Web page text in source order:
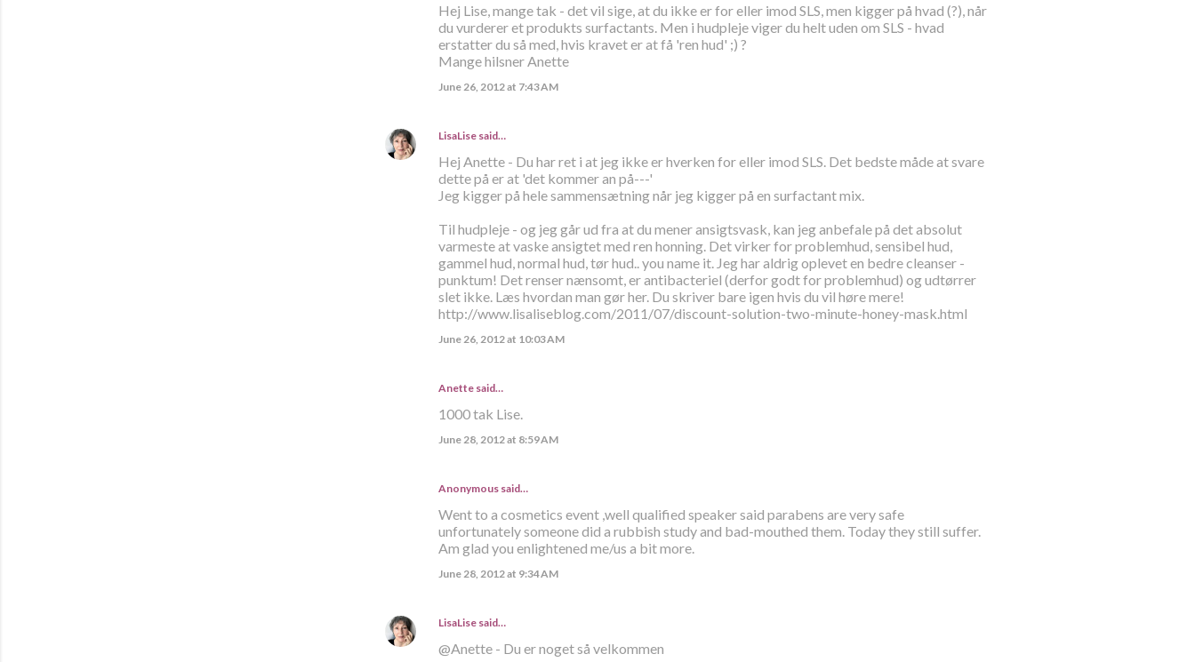
Hej Lise, mange tak - det vil sige, at du ikke er for eller imod SLS, men kigger på hvad (?), når
du vurderer et produkts surfactants. Men i hudpleje viger du helt uden om SLS - hvad
erstatter du så med, hvis kravet er at få 'ren hud' ;) ?
Mange hilsner Anette
June 26, 2012 at 7:43 AM
LisaLisesaid…
Hej Anette - Du har ret i at jeg ikke er hverken for eller imod SLS. Det bedste måde at svare
dette på er at 'det kommer an på---'
Jeg kigger på hele sammensætning når jeg kigger på en surfactant mix.
Til hudpleje - og jeg går ud fra at du mener ansigtsvask, kan jeg anbefale på det absolut
varmeste at vaske ansigtet med ren honning. Det virker for problemhud, sensibel hud,
gammel hud, normal hud, tør hud.. you name it. Jeg har aldrig oplevet en bedre cleanser -
punktum! Det renser nænsomt, er antibacteriel (derfor godt for problemhud) og udtørrer
slet ikke. Læs hvordan man gør her. Du skriver bare igen hvis du vil høre mere!
http://www.lisaliseblog.com/2011/07/discount-solution-two-minute-honey-mask.html
June 26, 2012 at 10:03 AM
Anettesaid…
1000 tak Lise.
June 28, 2012 at 8:59 AM
Anonymous said…
Went to a cosmetics event ,well qualified speaker said parabens are very safe
unfortunately someone did a rubbish study and bad-mouthed them. Today they still suffer.
Am glad you enlightened me/us a bit more.
June 28, 2012 at 9:34 AM
LisaLisesaid…
@Anette - Du er noget så velkommen